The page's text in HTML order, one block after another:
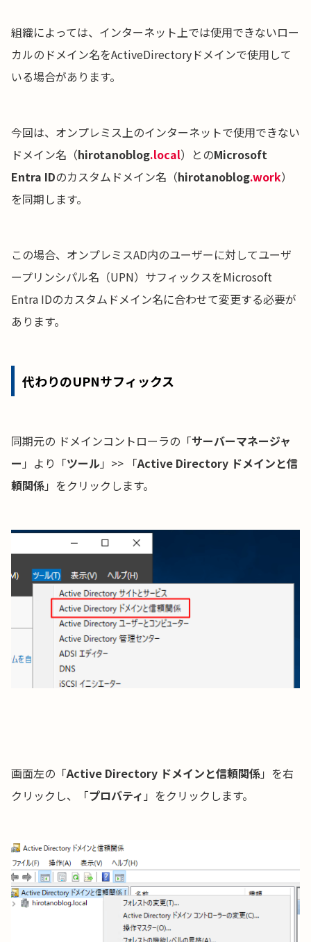
組織によっては、インターネット上では使用できないロー
カルのドメイン名をActiveDirectoryドメインで使用して
いる場合があります。
今回は、オンプレミス上のインターネットで使用できない
ドメイン名（hirotanoblog.local）とのMicrosoft
Entra IDのカスタムドメイン名（hirotanoblog.work）
を同期します。
この場合、オンプレミスAD内のユーザーに対してユーザ
ープリンシパル名（UPN）サフィックスをMicrosoft
Entra IDのカスタムドメイン名に合わせて変更する必要が
あります。
代わりのUPNサフィックス
同期元の ドメインコントローラの「サーバーマネージャ
ー 」より「ツール 」>> 「Active Directory ドメインと信
頼関係」をクリックします。
画面左の「Active Directory ドメインと信頼関係」を右
クリックし、「プロバティ 」をクリックします。